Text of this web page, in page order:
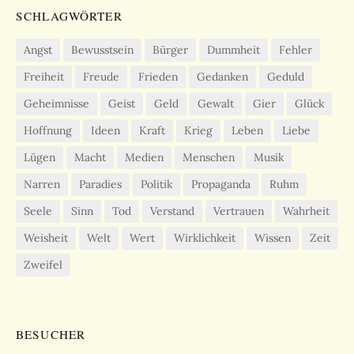
SCHLAGWÖRTER
Angst Bewusstsein Bürger Dummheit
Fehler
Freiheit
Freude Frieden Gedanken
Geduld
Geheimnisse
Geist Geld Gewalt Gier
Glück
Hoffnung
Ideen Kraft Krieg Leben
Liebe
Lügen
Macht Medien Menschen
Musik
Narren
Paradies Politik Propaganda
Ruhm
Seele
Sinn Tod Verstand Vertrauen
Wahrheit
Weisheit
Welt Wert Wirklichkeit Wissen
Zeit
Zweifel
BESUCHER